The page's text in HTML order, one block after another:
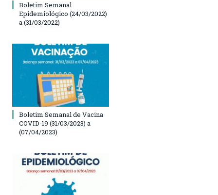
Boletim Semanal
Epidemiológico (24/03/2022)
a (31/03/2022)
Boletim Semanal de Vacina
COVID-19 (31/03/2023) a
(07/04/2023)